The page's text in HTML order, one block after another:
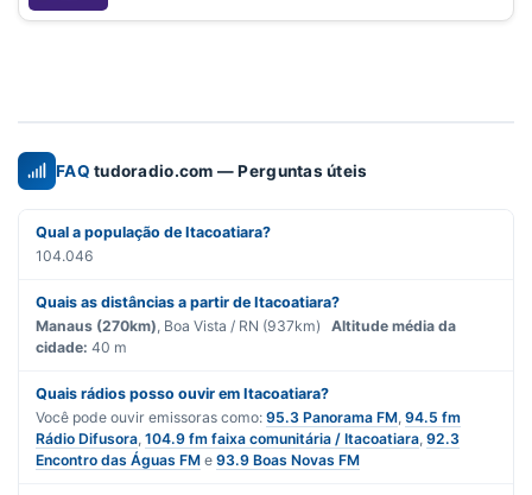
FAQ tudoradio.com — Perguntas úteis
Qual a população de Itacoatiara?
104.046
Quais as distâncias a partir de Itacoatiara?
Manaus (270km) , Boa Vista / RN (937km) Altitude média da
cidade: 40 m
Quais rádios posso ouvir em Itacoatiara?
Você pode ouvir emissoras como: 95.3 Panorama FM 94.5 fm
Rádio Difusora 104.9 fm faixa comunitária / Itacoatiara 92.3
Encontro das Águas FM e 93.9 Boas Novas FM